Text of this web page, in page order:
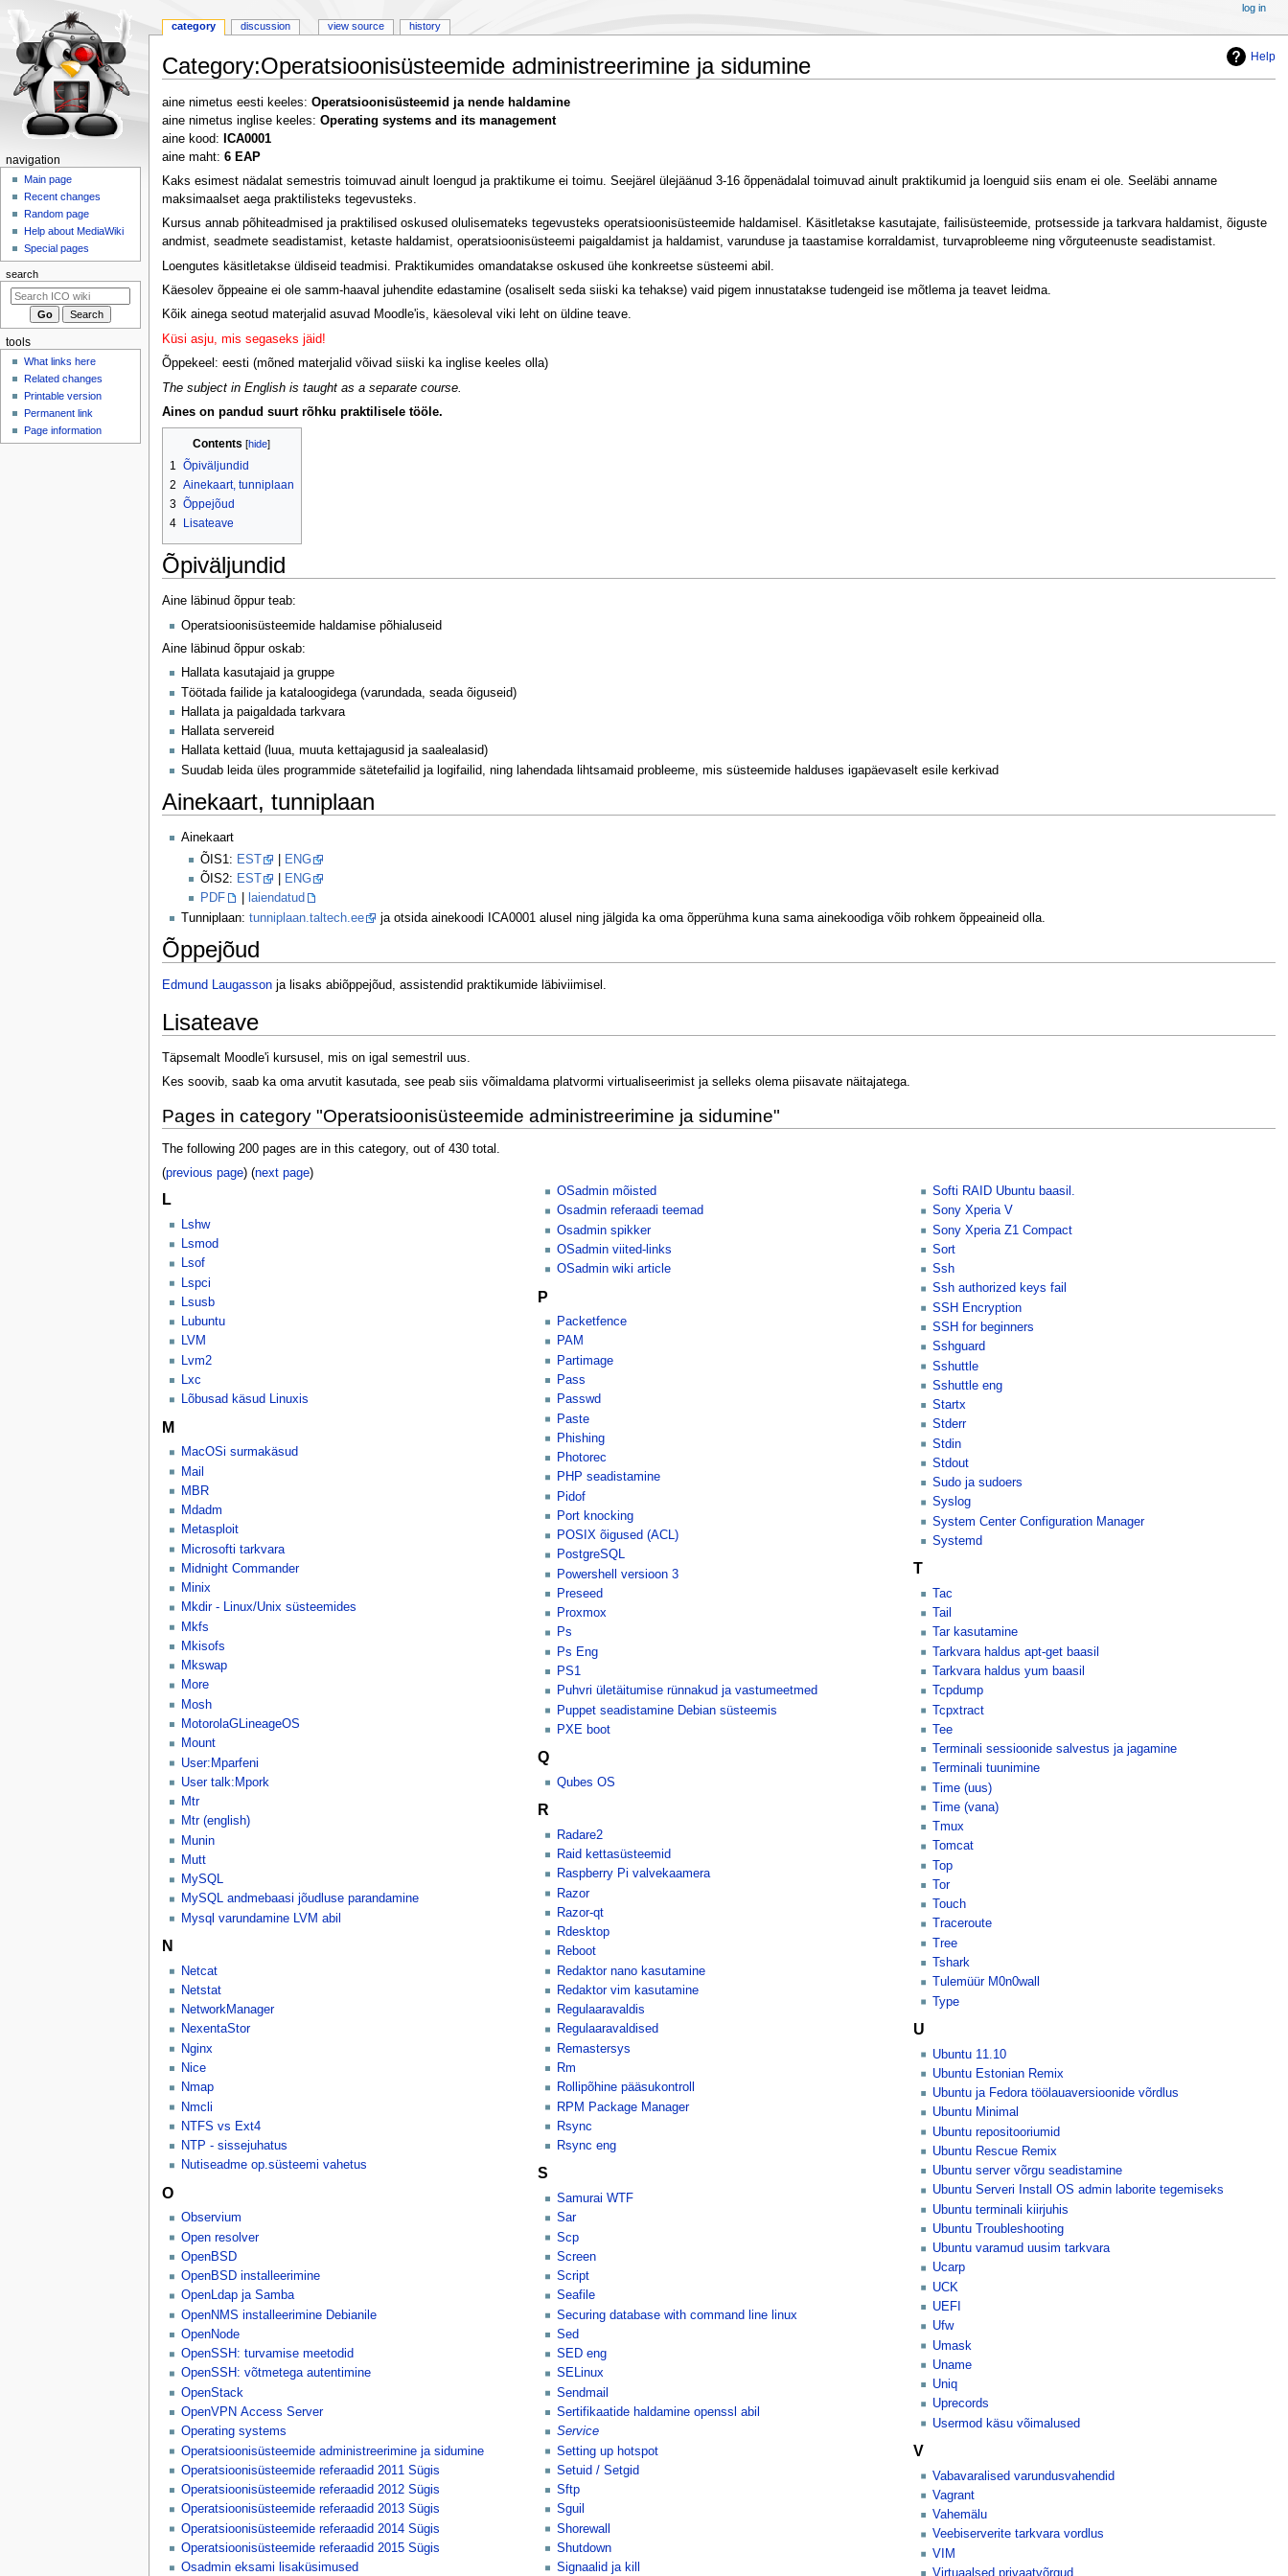
Help
Category:Operatsioonisüsteemide administreerimine ja sidumine
Jump
to
navigation
Jump
to
search
aine nimetus eesti keeles: Operatsioonisüsteemid ja nende haldamine
aine nimetus inglise keeles: Operating systems and its management
aine kood:
ICA0001
aine maht: 6 EAP
Kaks esimest nädalat semestris toimuvad ainult loengud ja praktikume ei toimu. Seejärel ülejäänud 3-16 õppenädalal toimuvad ainult praktikumid ja loenguid siis enam ei ole. Seeläbi anname
maksimaalset aega praktilisteks tegevusteks.
Kursus annab põhiteadmised ja praktilised oskused olulisemateks tegevusteks operatsioonisüsteemide haldamisel. Käsitletakse kasutajate, failisüsteemide, protsesside ja tarkvara haldamist, õiguste
andmist, seadmete seadistamist, ketaste haldamist, operatsioonisüsteemi paigaldamist ja haldamist, varunduse ja taastamise korraldamist, turvaprobleeme ning võrguteenuste seadistamist.
Loengutes käsitletakse üldiseid teadmisi. Praktikumides omandatakse oskused ühe konkreetse süsteemi abil.
Käesolev õppeaine ei ole samm-haaval juhendite edastamine (osaliselt seda siiski ka tehakse) vaid pigem innustatakse tudengeid ise mõtlema ja teavet leidma.
Kõik ainega seotud materjalid asuvad Moodle'is, käesoleval viki leht on üldine teave.
Küsi asju, mis segaseks jäid!
Õppekeel: eesti (mõned materjalid võivad siiski ka inglise keeles olla)
The subject in English is taught as a separate course.
Aines on pandud suurt rõhku praktilisele tööle.
Contents
1
Õpiväljundid
2 Ainekaart, tunniplaan
3 Õppejõud
4
Lisateave
Õpiväljundid
Aine läbinud õppur teab:
Operatsioonisüsteemide haldamise põhialuseid
Aine läbinud õppur oskab:
Hallata kasutajaid ja gruppe
Töötada failide ja kataloogidega (varundada, seada õiguseid)
Hallata ja paigaldada tarkvara
Hallata servereid
Hallata kettaid (luua, muuta kettajagusid ja saalealasid)
Suudab leida üles programmide sätetefailid ja logifailid, ning lahendada lihtsamaid probleeme, mis süsteemide halduses igapäevaselt esile kerkivad
Ainekaart, tunniplaan
Ainekaart
ÕIS1: EST
ENG
ÕIS2: EST
ENG
PDF
laiendatud
Tunniplaan: tunniplaan.taltech.ee ja otsida ainekoodi ICA0001 alusel ning jälgida ka oma õpperühma kuna sama ainekoodiga võib rohkem õppeaineid olla.
Õppejõud
Edmund Laugassonja lisaks abiõppejõud, assistendid praktikumide läbiviimisel.
Lisateave
Täpsemalt Moodle'i kursusel, mis on igal semestril uus.
Kes soovib, saab ka oma arvutit kasutada, see peab siis võimaldama platvormi virtualiseerimist ja selleks olema piisavate näitajatega.
Pages in category "Operatsioonisüsteemide administreerimine ja sidumine"
The following 200 pages are in this category, out of 430 total.
(previous page) (next page)
L
Lshw
Lsmod
Lsof
Lspci
Lsusb
Lubuntu
LVM
Lvm2
Lxc
Lõbusad käsud Linuxis
M
MacOSi surmakäsud
Mail
MBR
Mdadm
Metasploit
Microsofti tarkvara
Midnight Commander
Minix
Mkdir - Linux/Unix süsteemides
Mkfs
Mkisofs
Mkswap
More
Mosh
MotorolaGLineageOS
Mount
User:Mparfeni
User talk:Mpork
Mtr
Mtr (english)
Munin
Mutt
MySQL
MySQL andmebaasi jõudluse parandamine
Mysql varundamine LVM abil
N
Netcat
Netstat
NetworkManager
NexentaStor
Nginx
Nice
Nmap
Nmcli
NTFS vs Ext4
NTP - sissejuhatus
Nutiseadme op.süsteemi vahetus
O
Observium
Open resolver
OpenBSD
OpenBSD installeerimine
OpenLdap ja Samba
OpenNMS installeerimine Debianile
OpenNode
OpenSSH: turvamise meetodid
OpenSSH: võtmetega autentimine
OpenStack
OpenVPN Access Server
Operating systems
Operatsioonisüsteemide administreerimine ja sidumine
Operatsioonisüsteemide referaadid 2011 Sügis
Operatsioonisüsteemide referaadid 2012 Sügis
Operatsioonisüsteemide referaadid 2013 Sügis
Operatsioonisüsteemide referaadid 2014 Sügis
Operatsioonisüsteemide referaadid 2015 Sügis
Osadmin eksami lisaküsimused
OSadmin mõisted
Osadmin referaadi teemad
Osadmin spikker
OSadmin viited-links
OSadmin wiki article
P
Packetfence
PAM
Partimage
Pass
Passwd
Paste
Phishing
Photorec
PHP seadistamine
Pidof
Port knocking
POSIX õigused (ACL)
PostgreSQL
Powershell versioon 3
Preseed
Proxmox
Ps
Ps Eng
PS1
Puhvri ületäitumise rünnakud ja vastumeetmed
Puppet seadistamine Debian süsteemis
PXE boot
Q
Qubes OS
R
Radare2
Raid kettasüsteemid
Raspberry Pi valvekaamera
Razor
Razor-qt
Rdesktop
Reboot
Redaktor nano kasutamine
Redaktor vim kasutamine
Regulaaravaldis
Regulaaravaldised
Remastersys
Rm
Rollipõhine pääsukontroll
RPM Package Manager
Rsync
Rsync eng
S
Samurai WTF
Sar
Scp
Screen
Script
Seafile
Securing database with command line linux
Sed
SED eng
SELinux
Sendmail
Sertifikaatide haldamine openssl abil
Service
Setting up hotspot
Setuid / Setgid
Sftp
Sguil
Shorewall
Shutdown
Signaalid ja kill
Softi RAID Ubuntu baasil.
Sony Xperia V
Sony Xperia Z1 Compact
Sort
Ssh
Ssh authorized keys fail
SSH Encryption
SSH for beginners
Sshguard
Sshuttle
Sshuttle eng
Startx
Stderr
Stdin
Stdout
Sudo ja sudoers
Syslog
System Center Configuration Manager
Systemd
T
Tac
Tail
Tar kasutamine
Tarkvara haldus apt-get baasil
Tarkvara haldus yum baasil
Tcpdump
Tcpxtract
Tee
Terminali sessioonide salvestus ja jagamine
Terminali tuunimine
Time (uus)
Time (vana)
Tmux
Tomcat
Top
Tor
Touch
Traceroute
Tree
Tshark
Tulemüür M0n0wall
Type
U
Ubuntu 11.10
Ubuntu Estonian Remix
Ubuntu ja Fedora töölauaversioonide võrdlus
Ubuntu Minimal
Ubuntu repositooriumid
Ubuntu Rescue Remix
Ubuntu server võrgu seadistamine
Ubuntu Serveri Install OS admin laborite tegemiseks
Ubuntu terminali kiirjuhis
Ubuntu Troubleshooting
Ubuntu varamud uusim tarkvara
Ucarp
UCK
UEFI
Ufw
Umask
Uname
Uniq
Uprecords
Usermod käsu võimalused
V
Vabavaralised varundusvahendid
Vagrant
Vahemälu
Veebiserverite tarkvara vordlus
VIM
Virtuaalsed privaatvõrgud
N
a
o
n
m
category discussion view source history
log in
navigation
Main page
Recent changes
Random page
Help about MediaWiki
Special pages
search
tools
What links here
Related changes
Printable version
Permanent link
Page information